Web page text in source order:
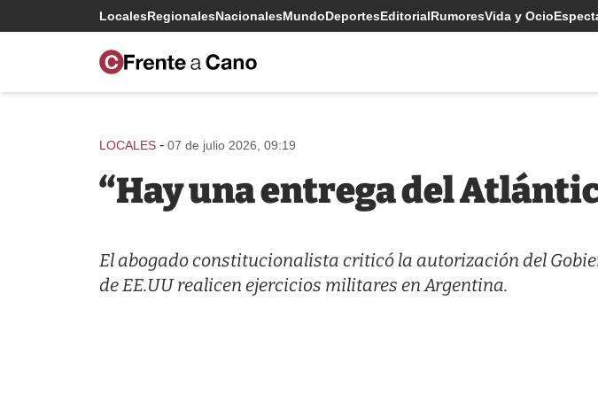
LocalesRegionalesNacionalesMundoDeportesEditorialRumoresVida y Ocio
LOCALES - 07 de julio 2026, 09:19
“Hay una entrega del
El abogado constitucionalista criticó la autorización del
de EE.UU realicen ejercicios militares en Argentina.